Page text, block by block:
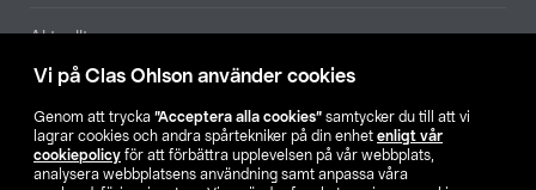
Vi på Clas Ohlson använder cookies
Genom att trycka ”Acceptera alla cookies” samtycker du till att vi
lagrar cookies och andra spårtekniker på din enhet enligt vår
cookiepolicy för att förbättra upplevelsen på vår webbplats,
analysera webbplatsens användning samt anpassa våra
Aktuellt
Hitta butik